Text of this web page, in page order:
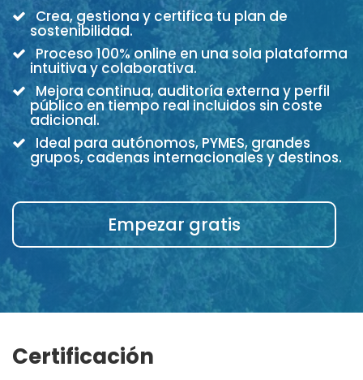
Crea, gestiona y certifica tu plan de
sostenibilidad.
Proceso 100% online en una sola plataforma
intuitiva y colaborativa.
Mejora continua, auditoría externa y perfil
público en tiempo real incluidos sin coste
adicional.
Ideal para autónomos, PYMES, grandes
grupos, cadenas internacionales y destinos.
Empezar gratis
Certificación